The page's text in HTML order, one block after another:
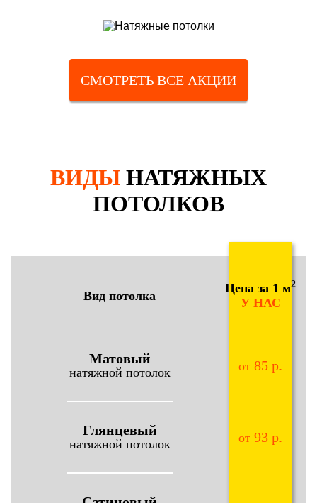
СМОТРЕТЬ ВСЕ АКЦИИ
ВИДЫ НАТЯЖНЫХ
ПОТОЛКОВ
Вид потолка
Цена за 1 м2
У НАС
Матовый
натяжной потолок от 85 р.
Глянцевый
натяжной потолок от 93 р.